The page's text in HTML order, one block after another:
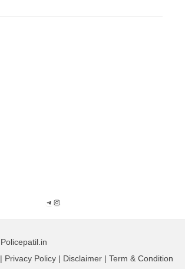
Telegram
Instagram
Privacy Policy | Disclaimer | Term & Condition